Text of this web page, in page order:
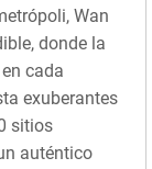
Wan
donde la
cada
exuberantes
sitios
auténtico